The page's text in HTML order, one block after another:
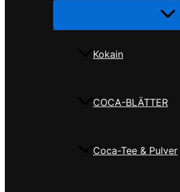
Menü
Kokain
COCA-BLÄTTER
Coca-Tee & Pulver